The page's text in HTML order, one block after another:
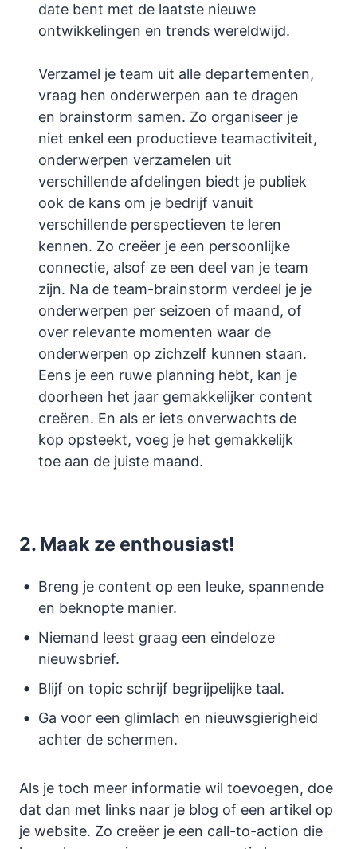
date bent met de laatste nieuwe
ontwikkelingen en trends wereldwijd.
Verzamel je team uit alle departementen,
vraag hen onderwerpen aan te dragen
en brainstorm samen. Zo organiseer je
niet enkel een productieve teamactiviteit,
onderwerpen verzamelen uit
verschillende afdelingen biedt je publiek
ook de kans om je bedrijf vanuit
verschillende perspectieven te leren
kennen. Zo creëer je een persoonlijke
connectie, alsof ze een deel van je team
zijn. Na de team-brainstorm verdeel je je
onderwerpen per seizoen of maand, of
over relevante momenten waar de
onderwerpen op zichzelf kunnen staan.
Eens je een ruwe planning hebt, kan je
doorheen het jaar gemakkelijker content
creëren. En als er iets onverwachts de
kop opsteekt, voeg je het gemakkelijk
toe aan de juiste maand.
2. Maak ze enthousiast!
Breng je content op een leuke, spannende
en beknopte manier.
Niemand leest graag een eindeloze
nieuwsbrief.
Blijf on topic schrijf begrijpelijke taal.
Ga voor een glimlach en nieuwsgierigheid
achter de schermen.
Als je toch meer informatie wil toevoegen, doe
dat dan met links naar je blog of een artikel op
je website. Zo creëer je een call-to-action die